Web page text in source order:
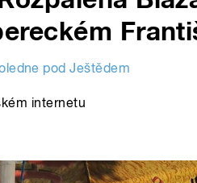
pod Ještědem
internetu